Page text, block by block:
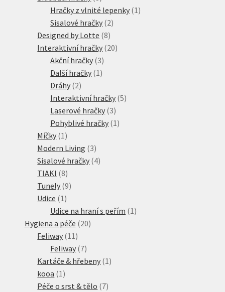
produkty
Hračky z vlnité lepenky 1 1
Sisalové hračky 22
Designed by Lotte 88
produktů
Interaktivní hračky 2020
Akční hračky 33
produkty
Další hračky 1 1
Dráhy 22
produkty
Interaktivní hračky 55
Laserové hračky 33
produkty
Pohyblivé hračky 1 1
Míčky 1 1
produkt
Modern Living 33
produkty
Sisalové hračky 44
TIAKI 88
produktů
Tunely 99
Udice 1 1
produkt
Udice na hraní s peřím 1 1
Hygiena a péče 2020
Feliway 11 11
produktů
Feliway 77
produktů
Kartáče & hřebeny 1 1
kooa 1 1
produkt
Péče o srst & tělo 77